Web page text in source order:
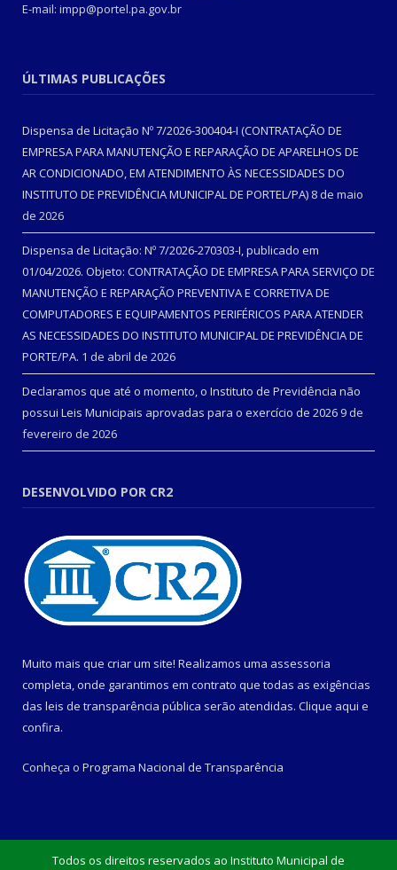
E-mail: impp@portel.pa.gov.br
ÚLTIMAS PUBLICAÇÕES
Dispensa de Licitação Nº 7/2026-300404-I (CONTRATAÇÃO DE
EMPRESA PARA MANUTENÇÃO E REPARAÇÃO DE APARELHOS DE
AR CONDICIONADO, EM ATENDIMENTO ÀS NECESSIDADES DO
INSTITUTO DE PREVIDÊNCIA MUNICIPAL DE PORTEL/PA) 8 de maio
de 2026
Dispensa de Licitação: Nº 7/2026-270303-I, publicado em
01/04/2026. Objeto: CONTRATAÇÃO DE EMPRESA PARA SERVIÇO DE
MANUTENÇÃO E REPARAÇÃO PREVENTIVA E CORRETIVA DE
COMPUTADORES E EQUIPAMENTOS PERIFÉRICOS PARA ATENDER
AS NECESSIDADES DO INSTITUTO MUNICIPAL DE PREVIDÊNCIA DE
PORTE/PA. 1 de abril de 2026
Declaramos que até o momento, o Instituto de Previdência não
possui Leis Municipais aprovadas para o exercício de 2026 9 de
fevereiro de 2026
DESENVOLVIDO POR CR2
Muito mais que criar um site! Realizamos uma assessoria
completa, onde garantimos em contrato que todas as exigências
das leis de transparência pública serão atendidas. Clique aqui e
confira.
Conheça o Programa Nacional de Transparência
Todos os direitos reservados ao Instituto Municipal de